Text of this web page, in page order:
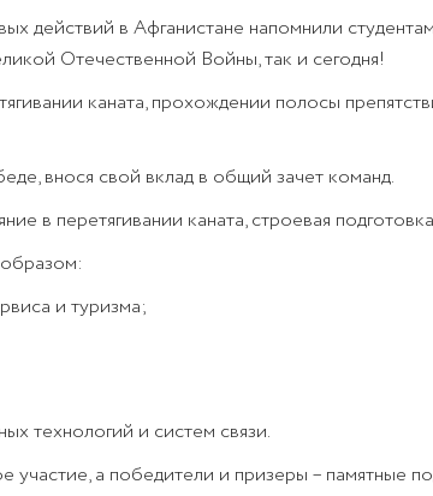
действий в Афганистане напомнили
Отечественной Войны, так и сегодня!
каната, прохождении полосы
внося свой вклад в общий зачет команд.
в перетягивании каната, строевая
и туризма;
технологий и систем связи.
участие, а победители и призеры – памятные